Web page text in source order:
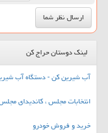
لینک دوستان حراج کن
آب شیرین کن - دستگاه آب
انتخابات مجلس ، کاندیدای
خرید و فروش خودرو